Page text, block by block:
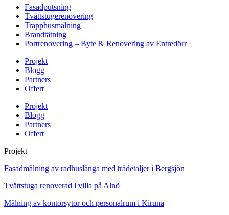
Fasadputsning
Tvättstugerenovering
Trapphusmålning
Brandtätning
Portrenovering – Byte & Renovering av Entredörr
Projekt
Blogg
Partners
Offert
Projekt
Blogg
Partners
Offert
Projekt
Fasadmålning av radhuslänga med trädetaljer i Bergsjön
Tvättstuga renoverad i villa på Alnö
Målning av kontorsytor och personalrum i Kiruna